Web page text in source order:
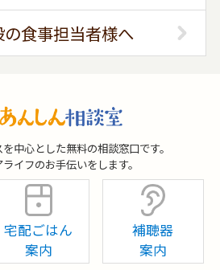
食事担当者様へ
中心とした無料の相談窓口です。
イフのお手伝いをします。
宅配ごはん
案内
補聴器
案内